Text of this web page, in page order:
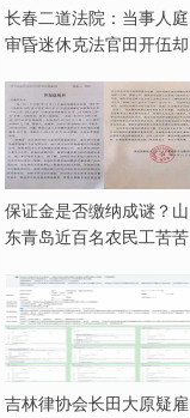
长春二道法院：当事人庭
审昏迷休克法官田开伍却
保证金是否缴纳成谜？山
东青岛近百名农民工苦苦
吉林律协会长田大原疑雇